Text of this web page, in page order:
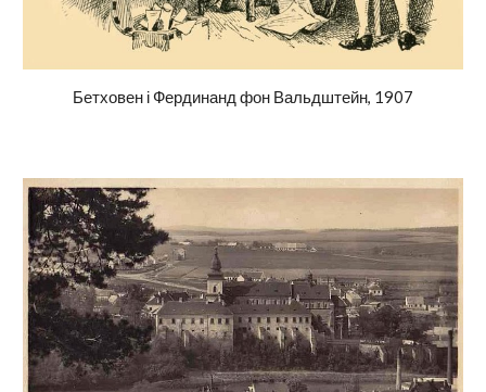
Бетховен іФердинанд фон Вальдштейн, 1907